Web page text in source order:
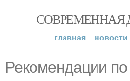
СОВРЕМЕННАЯ
главная новости
Рекомендации